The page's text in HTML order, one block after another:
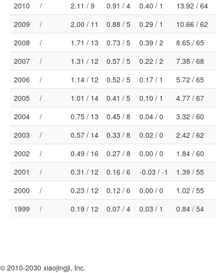
2010
/ 2.11 / 9 0.91 / 4 0.40 / 1
13.92 / 64
2009
/ 2.00 / 11 0.88 / 5 0.29 / 1
10.66 / 62
2008
/ 1.71 / 13 0.73 / 5 0.39 / 2
8.65 / 65
2007
/ 1.31 / 12 0.57 / 5 0.22 / 2
7.38 / 68
2006
/ 1.14 / 12 0.52 / 5 0.17 / 1
5.72 / 65
2005
/ 1.01 / 14 0.41 / 5 0.10 / 1
4.77 / 67
2004
/ 0.75 / 13 0.45 / 8 0.04 / 0
3.32 / 60
2003
/ 0.57 / 14 0.33 / 8 0.02 / 0
2.42 / 62
2002
/ 0.49 / 16 0.27 / 8 0.00 / 0
1.84 / 60
2001
/ 0.31 / 12 0.16 / 6 -0.03 / -1
1.39 / 55
2000
/ 0.23 / 12 0.12 / 6 0.00 / 0
1.02 / 55
1999
/ 0.19 / 12 0.07 / 4 0.03 / 1 0.84 / 54
© 2010-2030 xiaojingji, Inc.